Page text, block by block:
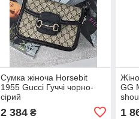
Сумка жіноча Horsebit
1955 Gucci Гуччі чорно-
сірий
2 384₴
GG
1